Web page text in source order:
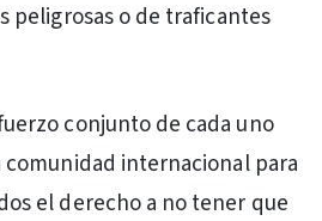
peligrosas o de traficantes
conjunto de cada uno
comunidad internacional para
el derecho a no tener que